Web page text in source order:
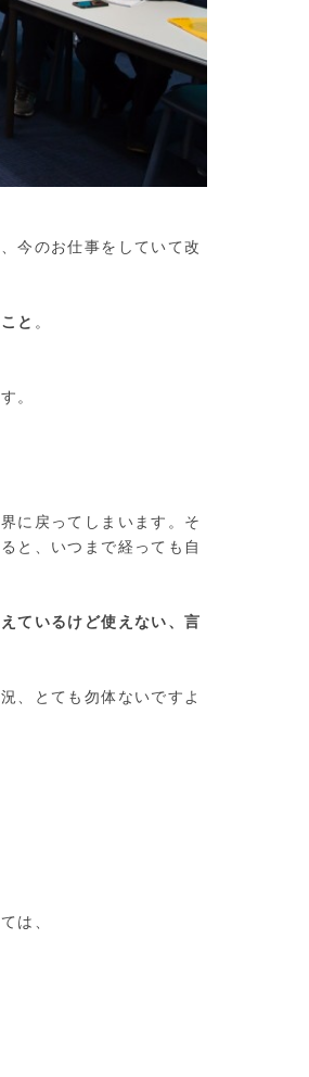
今のお仕事をしていて改
と 。
。
に戻ってしまいます。そ
と、いつまで経っても自
ているけど使えない、言
、とても勿体ないですよ
は、